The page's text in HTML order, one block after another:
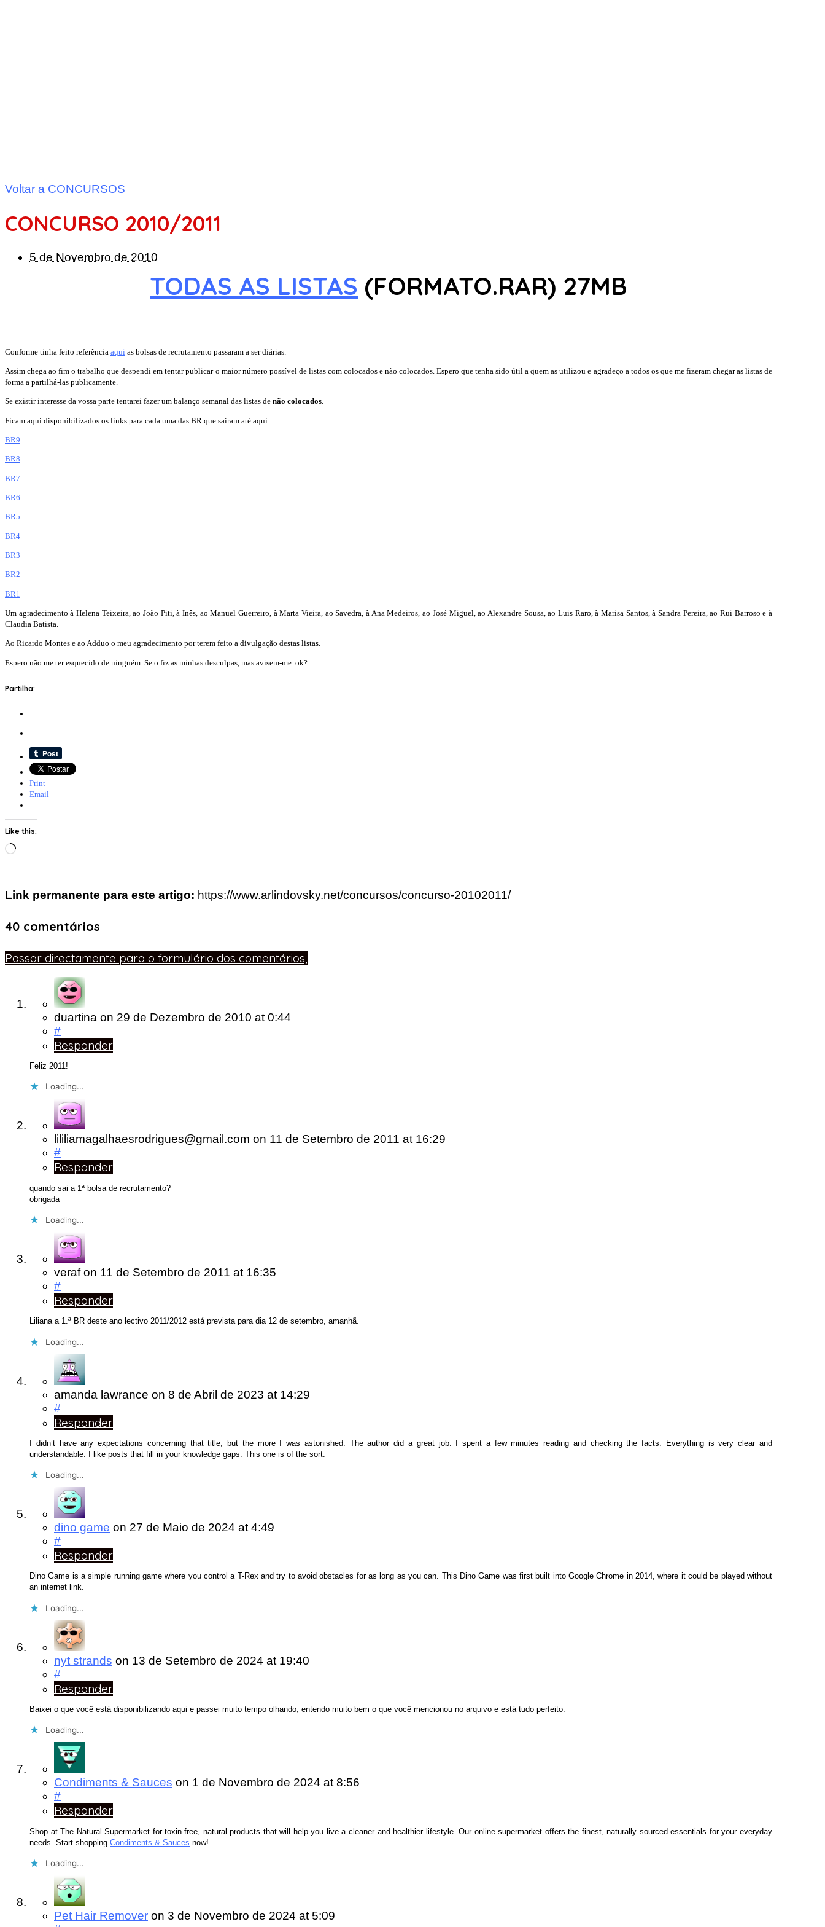
Voltar a CONCURSOS
CONCURSO 2010/2011
5 de Novembro de 2010
TODAS AS LISTAS (FORMATO.RAR) 27MB
Conforme tinha feito referência aqui as bolsas de recrutamento passaram a ser diárias.
Assim chega ao fim o trabalho que despendi em tentar publicar o maior número possível de listas com colocados e não colocados. Espero que tenha sido útil a quem as utilizou e agradeço a todos os que me fizeram chegar as listas de
forma a partilhá-las publicamente.
Se existir interesse da vossa parte tentarei fazer um balanço semanal das listas de não colocados.
Ficam aqui disponibilizados os links para cada uma das BR que sairam até aqui.
BR9
BR8
BR7
BR6
BR5
BR4
BR3
BR2
BR1
Um agradecimento à Helena Teixeira, ao João Piti, à Inês, ao Manuel Guerreiro, à Marta Vieira, ao Savedra, à Ana Medeiros, ao José Miguel, ao Alexandre Sousa, ao Luis Raro, à Marisa Santos, à Sandra Pereira, ao Rui Barroso e à
Claudia Batista.
Ao Ricardo Montes e ao Adduo o meu agradecimento por terem feito a divulgação destas listas.
Espero não me ter esquecido de ninguém. Se o fiz as minhas desculpas, mas avisem-me. ok?
Partilha:
Print
Email
Like this:
Loading…
Link permanente para este artigo: https://www.arlindovsky.net/concursos/concurso-20102011/
40 comentários
Passar directamente para o formulário dos comentários,
duartina on 29 de Dezembro de 2010 at 0:44
#
Responder
Feliz 2011!
Loading...
lililiamagalhaesrodrigues@gmail.com on 11 de Setembro de 2011 at 16:29
#
Responder
quando sai a 1ª bolsa de recrutamento?
obrigada
Loading...
verafon 11 de Setembro de 2011 at 16:35
#
Responder
Liliana a 1.ª BR deste ano lectivo 2011/2012 está prevista para dia 12 de setembro, amanhã.
Loading...
amanda lawrance on 8 de Abril de 2023 at 14:29
#
Responder
I didn’t have any expectations concerning that title, but the more I was astonished. The author did a great job. I spent a few minutes reading and checking the facts. Everything is very clear and
understandable. I like posts that fill in your knowledge gaps. This one is of the sort.
Loading...
dino game on 27 de Maio de 2024 at 4:49
#
Responder
Dino Game is a simple running game where you control a T-Rex and try to avoid obstacles for as long as you can. This Dino Game was first built into Google Chrome in 2014, where it could be played without
an internet link.
Loading...
nyt strands on 13 de Setembro de 2024 at 19:40
#
Responder
Baixei o que você está disponibilizando aqui e passei muito tempo olhando, entendo muito bem o que você mencionou no arquivo e está tudo perfeito.
Loading...
Condiments & Sauces on 1 de Novembro de 2024 at 8:56
#
Responder
Shop at The Natural Supermarket for toxin-free, natural products that will help you live a cleaner and healthier lifestyle. Our online supermarket offers the finest, naturally sourced essentials for your everyday
needs. Start shopping Condiments & Sauces now!
Loading...
Pet Hair Remover on 3 de Novembro de 2024 at 5:09